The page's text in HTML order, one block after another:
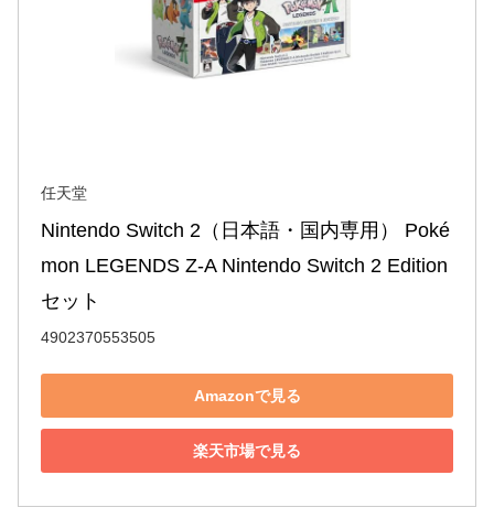
任天堂
Nintendo Switch 2（日本語・国内専用） Poké
mon LEGENDS Z-A Nintendo Switch 2 Edition
セット
4902370553505
Amazonで見る
楽天市場で見る